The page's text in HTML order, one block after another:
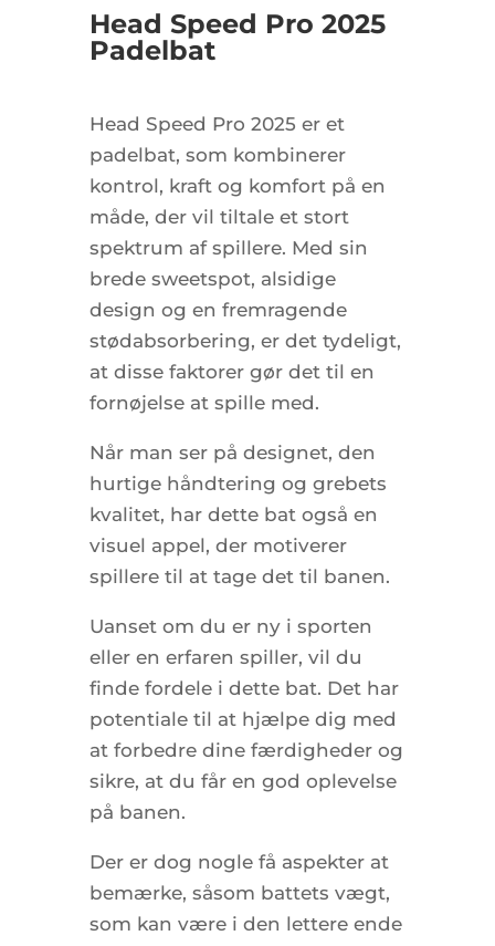
Head Speed Pro 2025
Padelbat
Head Speed Pro 2025 er et
padelbat, som kombinerer
kontrol, kraft og komfort på en
måde, der vil tiltale et stort
spektrum af spillere. Med sin
brede sweetspot, alsidige
design og en fremragende
stødabsorbering, er det tydeligt,
at disse faktorer gør det til en
fornøjelse at spille med.
Når man ser på designet, den
hurtige håndtering og grebets
kvalitet, har dette bat også en
visuel appel, der motiverer
spillere til at tage det til banen.
Uanset om du er ny i sporten
eller en erfaren spiller, vil du
finde fordele i dette bat. Det har
potentiale til at hjælpe dig med
at forbedre dine færdigheder og
sikre, at du får en god oplevelse
på banen.
Der er dog nogle få aspekter at
bemærke, såsom battets vægt,
som kan være i den lettere ende